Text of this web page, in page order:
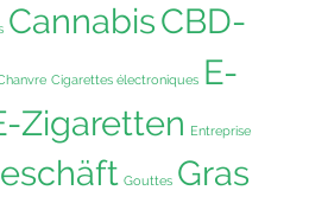
CannabisCBD-
Cigarettes électroniques E-
Zigaretten Entreprise
Gouttes Gras